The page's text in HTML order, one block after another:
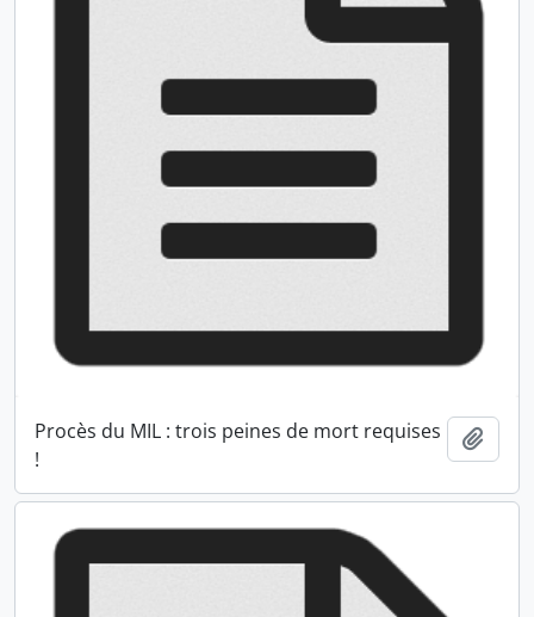
Procès du MIL : trois peines de mort requises
!